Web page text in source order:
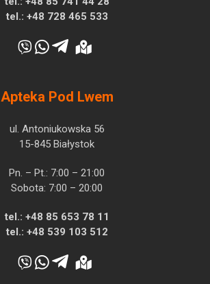
tel.: +48 728 465 533
Apteka Pod Lwem
ul. Antoniukowska 56
15-845 Białystok
Pn. – Pt.: 7:00 – 21:00
Sobota: 7:00 – 20:00
tel.: +48 85 653 78 11
tel.: +48 539 103 512